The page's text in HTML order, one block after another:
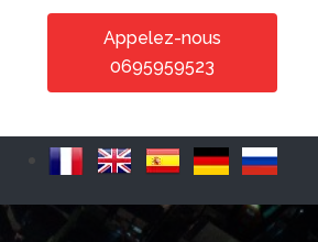
Appelez-nous
0695959523